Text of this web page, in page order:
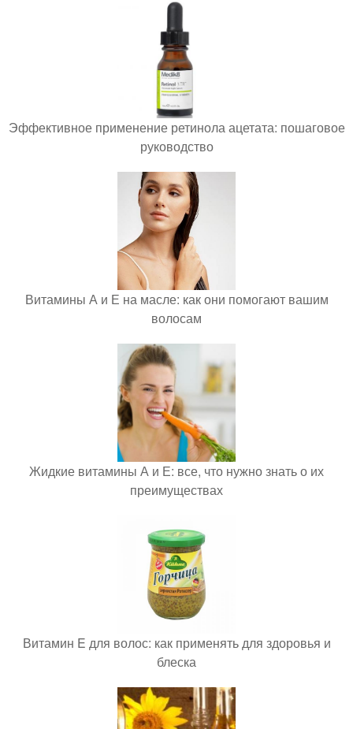
Эффективное применение ретинола ацетата: пошаговое
руководство
Витамины А и Е на масле: как они помогают вашим
волосам
Жидкие витамины А и Е: все, что нужно знать о их
преимуществах
Витамин E для волос: как применять для здоровья и
блеска